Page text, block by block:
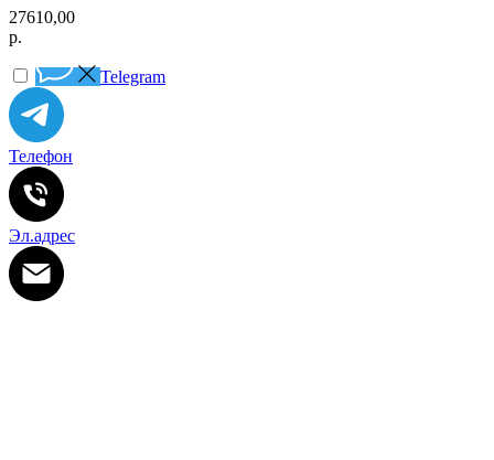
27610,00
р.
Telegram
Телефон
Эл.адрес